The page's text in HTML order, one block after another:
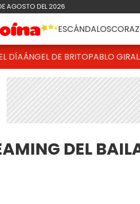
AGOSTO DEL 2026
ESCÁNDALOS
DÍAÁNGEL DE BRITOPABLO
DEL